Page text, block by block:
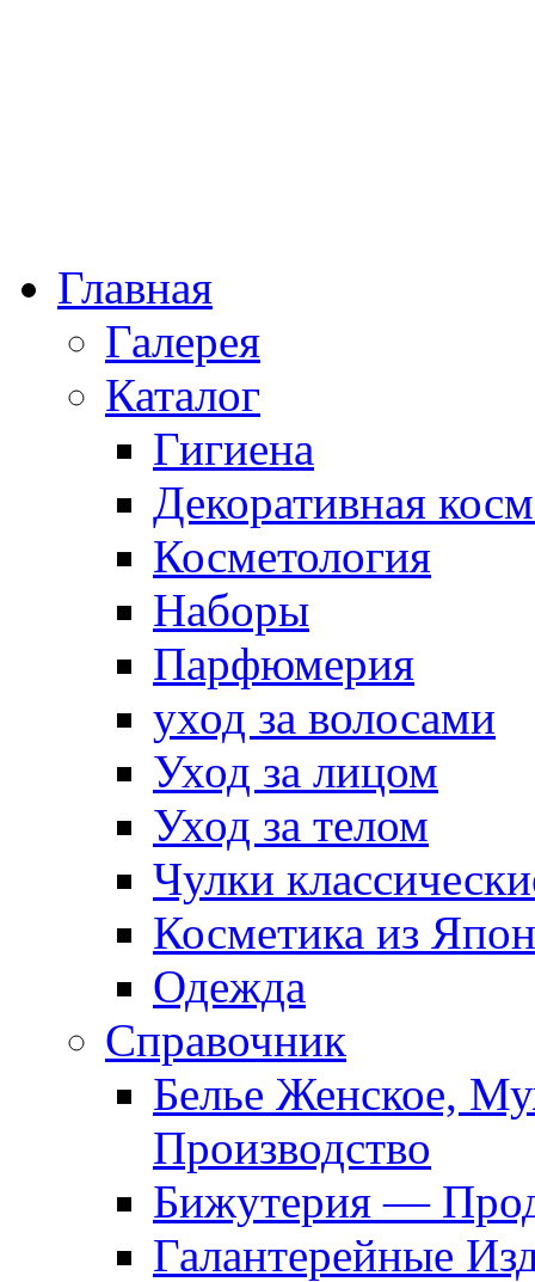
Главная
Галерея
Каталог
Гигиена
Декоративная
Косметология
Наборы
Парфюмерия
уход за волосами
Уход за лицом
Уход за телом
Чулки
Косметика из
Одежда
Справочник
Белье Женское,
Производство
Бижутерия —
Галантерейные